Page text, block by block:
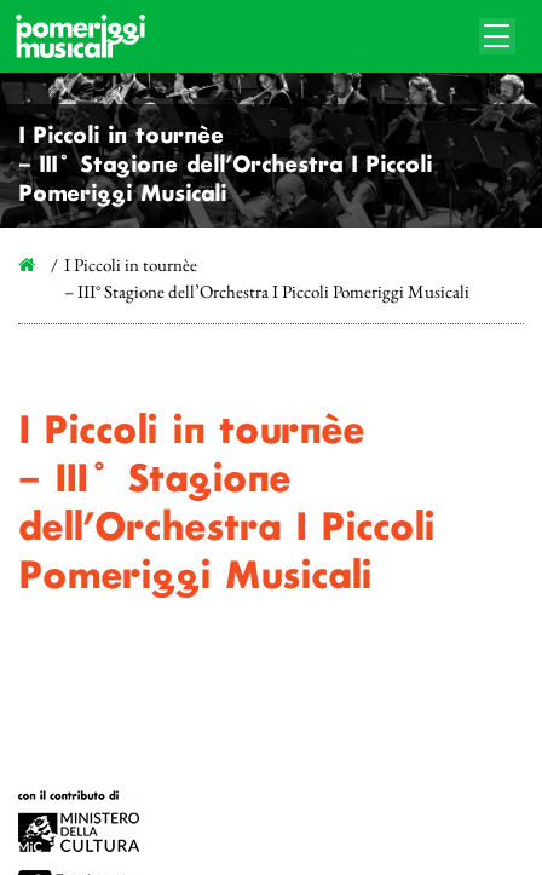
I Piccoli in tournèe
– III° Stagione dell’Orchestra I Piccoli
Pomeriggi Musicali
I Piccoli in tournèe
– III° Stagione dell’Orchestra I Piccoli Pomeriggi Musicali
I Piccoli in tournèe
– III° Stagione
dell’Orchestra I Piccoli
Pomeriggi Musicali